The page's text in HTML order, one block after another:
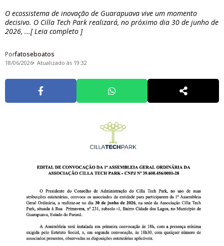
O ecossistema de inovação de Guarapuava vive um momento
decisivo. O Cilla Tech Park realizará, no próximo dia 30 de junho de
2026, ...[ Leia completo ]
Porfatoseboatos
18/06/2026 Atualizado às 19:32